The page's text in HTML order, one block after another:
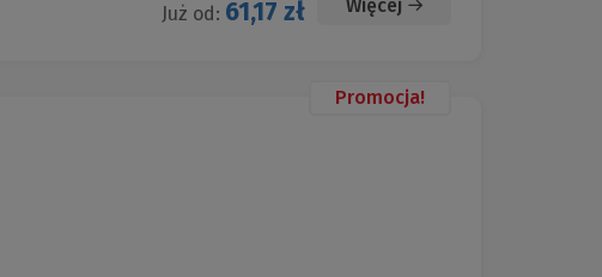
Już od: 61,17 zł Więcej
Promocja!